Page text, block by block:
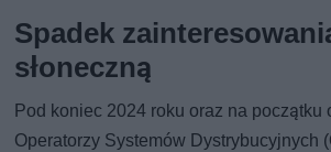
Spadek
słoneczną
Pod koniec 2024 roku oraz na początku
Operatorzy Systemów Dystrybucyjnych